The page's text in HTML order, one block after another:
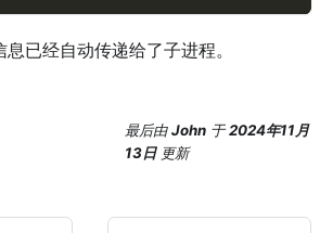
已经自动传递给了子进程。
最后由John 于2024年11月
13日 更新